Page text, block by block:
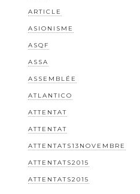
ARTICLE
ASIONISME
ASQF
ASSA
ASSEMBLÉE
ATLANTICO
ATTENTAT
ATTENTAT
ATTENTATS13NOVEMBRE
ATTENTATS2015
ATTENTATS2015